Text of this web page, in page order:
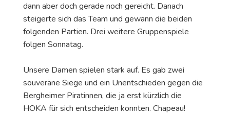
dann aber doch gerade noch gereicht. Danach
steigerte sich das Team und gewann die beiden
folgenden Partien. Drei weitere Gruppenspiele
folgen Sonnatag.
Unsere Damen spielen stark auf. Es gab zwei
souveräne Siege und ein Unentschieden gegen die
Bergheimer Piratinnen, die ja erst kürzlich die
HOKA für sich entscheiden konnten. Chapeau!